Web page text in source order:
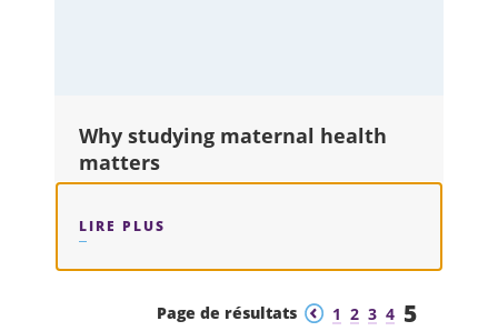
Why studying maternal health
matters
LIRE PLUS
Page de résultats Précédent
1 2 3 4 5